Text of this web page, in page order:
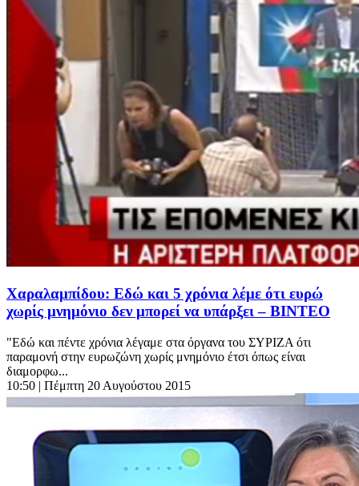
Χαραλαμπίδου: Εδώ και 5 χρόνια λέμε ότι ευρώ
χωρίς μνημόνιο δεν μπορεί να υπάρξει – ΒΙΝΤΕΟ
"Εδώ και πέντε χρόνια λέγαμε στα όργανα του ΣΥΡΙΖΑ ότι
παραμονή στην ευρωζώνη χωρίς μνημόνιο έτσι όπως είναι
διαμορφω...
10:50 | Πέμπτη 20 Αυγούστου 2015